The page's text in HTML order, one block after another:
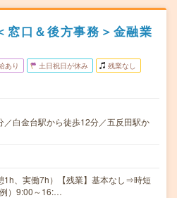
窓口＆後方事務＞金融業
あり 土日祝日が休み 残業なし
／白金台駅から徒歩12分／五反田駅か
1h、実働7h）【残業】基本なし⇒時短
）9:00～16:…